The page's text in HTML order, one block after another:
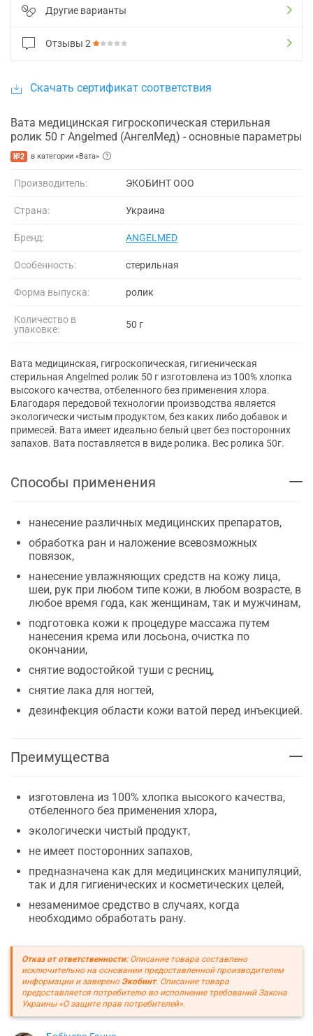
Другие варианты
Отзывы 2
Скачать сертификат соответствия
Вата медицинская гигроскопическая стерильная
ролик 50 г Angelmed (АнгелМед) - основные параметры
№2 в категории «Вата»
Производитель: ЭКОБИНТ ООО
Страна: Украина
Бренд: ANGELMED
Особенность: стерильная
Форма выпуска: ролик
Количество в
упаковке:
50 г
Вата медицинская, гигроскопическая, гигиеническая
стерильная Angelmed ролик 50 г изготовлена из 100% хлопка
высокого качества, отбеленного без применения хлора.
Благодаря передовой технологии производства является
экологически чистым продуктом, без каких либо добавок и
примесей. Вата имеет идеально белый цвет без посторонних
запахов. Вата поставляется в виде ролика. Вес ролика 50г.
Способы применения
нанесение различных медицинских препаратов,
обработка ран и наложение всевозможных
повязок,
нанесение увлажняющих средств на кожу лица,
шеи, рук при любом типе кожи, в любом возрасте, в
любое время года, как женщинам, так и мужчинам,
подготовка кожи к процедуре массажа путем
нанесения крема или лосьона, очистка по
окончании,
снятие водостойкой туши с ресниц,
снятие лака для ногтей,
дезинфекция области кожи ватой перед инъекцией.
Преимущества
изготовлена из 100% хлопка высокого качества,
отбеленного без применения хлора,
экологически чистый продукт,
не имеет посторонних запахов,
предназначена как для медицинских манипуляций,
так и для гигиенических и косметических целей,
незаменимое средство в случаях, когда
необходимо обработать рану.
Отказ от ответственности:Описание товара составлено
исключительно на основании предоставленной производителем
информации и заверено Экобинт. Описание товара
предоставляется потребителю во исполнение требований Закона
Украины «О защите прав потребителей».